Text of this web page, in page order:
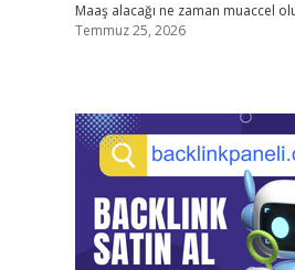
Maaş alacağı ne zaman muaccel
Temmuz 25, 2026